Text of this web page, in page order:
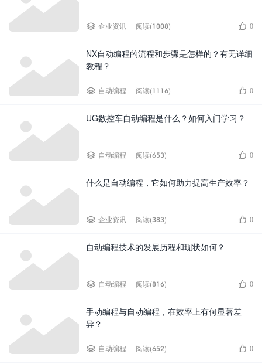
 企业资讯 阅读(1008)  0
NX自动编程的流程和步骤是怎样的？有无详细
教程？
 自动编程 阅读(1116)  0
UG数控车自动编程是什么？如何入门学习？
 自动编程 阅读(653)  0
什么是自动编程，它如何助力提高生产效率？
 企业资讯 阅读(383)  0
自动编程技术的发展历程和现状如何？
 自动编程 阅读(816)  0
手动编程与自动编程，在效率上有何显著差
异？
 自动编程 阅读(652)  0